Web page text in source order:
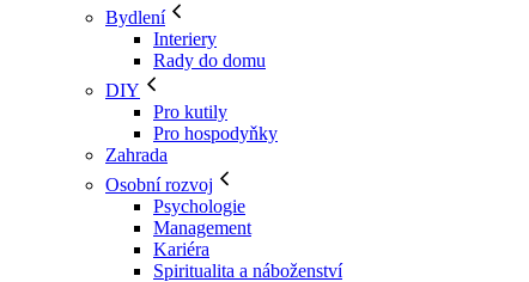
Bydlení
Interiery
Rady do domu
DIY
Pro kutily
Pro hospodyňky
Zahrada
Osobní rozvoj
Psychologie
Management
Kariéra
Spiritualita a náboženství